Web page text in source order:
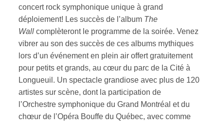
concert rock symphonique unique à grand
déploiement! Les succès de l’album The
Wall complèteront le programme de la soirée. Venez
vibrer au son des succès de ces albums mythiques
lors d’un événement en plein air offert gratuitement
pour petits et grands, au cœur du parc de la Cité à
Longueuil. Un spectacle grandiose avec plus de 120
artistes sur scène, dont la participation de
l’Orchestre symphonique du Grand Montréal et du
chœur de l’Opéra Bouffe du Québec, avec comme
Inscription
Infolettre
First Name